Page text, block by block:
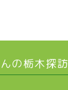
の栃木探訪